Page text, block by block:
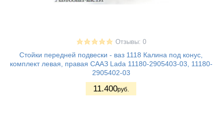
Отзывы: 0
Стойки передней подвески - ваз 1118 Калина под конус,
комплект левая, правая СААЗ Lada 11180-2905403-03, 11180-
2905402-03
11.400руб.